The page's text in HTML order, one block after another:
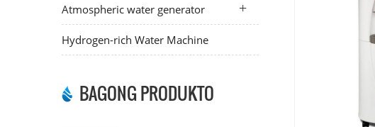
Atmospheric water generator
Hydrogen-rich Water Machine
BAGONG PRODUKTO